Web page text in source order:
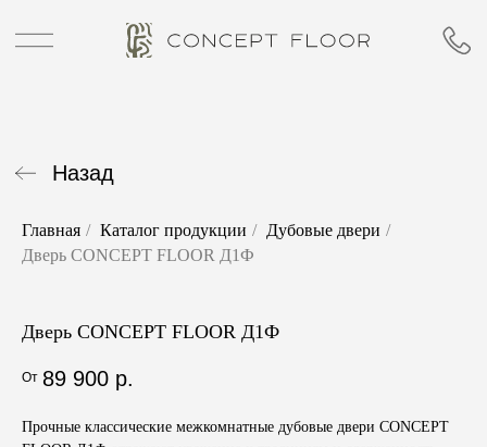
Главная / Каталог продукции / Дубовые двери /
Дверь CONCEPT FLOOR Д1Ф
Дверь CONCEPT FLOOR Д1Ф
89 900 р.
Прочные классические межкомнатные дубовые двери CONCEPT